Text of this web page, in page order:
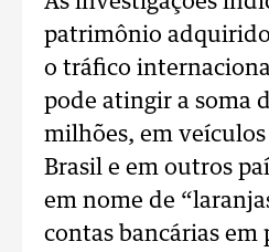
patrimônio
o tráfico
pode atingir a soma
milhões, em
Brasil e em outros
em nome de
contas bancárias em